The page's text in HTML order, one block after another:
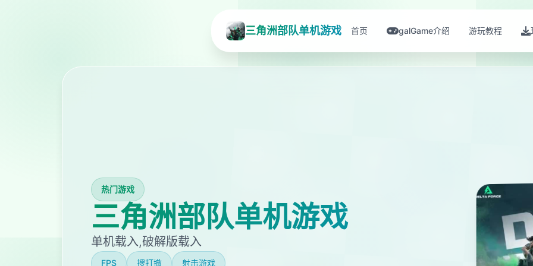
三角洲部队单机游戏 首页 galGame介绍 游玩教程
热门游戏
三角洲部队单机游戏
单机载入,破解版载入
FPS 搜打撤 射击游戏